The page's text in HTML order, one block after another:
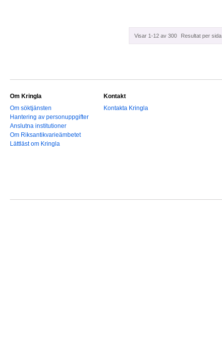
Visar 1-12 av 300 Resultat per
Om Kringla
Om söktjänsten
Hantering av personuppgifter
Anslutna institutioner
Om Riksantikvarieämbetet
Lättläst om Kringla
Kontakt
Kontakta Kringla